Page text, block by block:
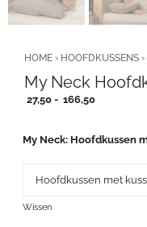
HOME › HOOFDKUSSENS ›
My Neck
27,50 - 166,50Prijsklasse:
166,50
My Neck Hoofdkussen
Wissen